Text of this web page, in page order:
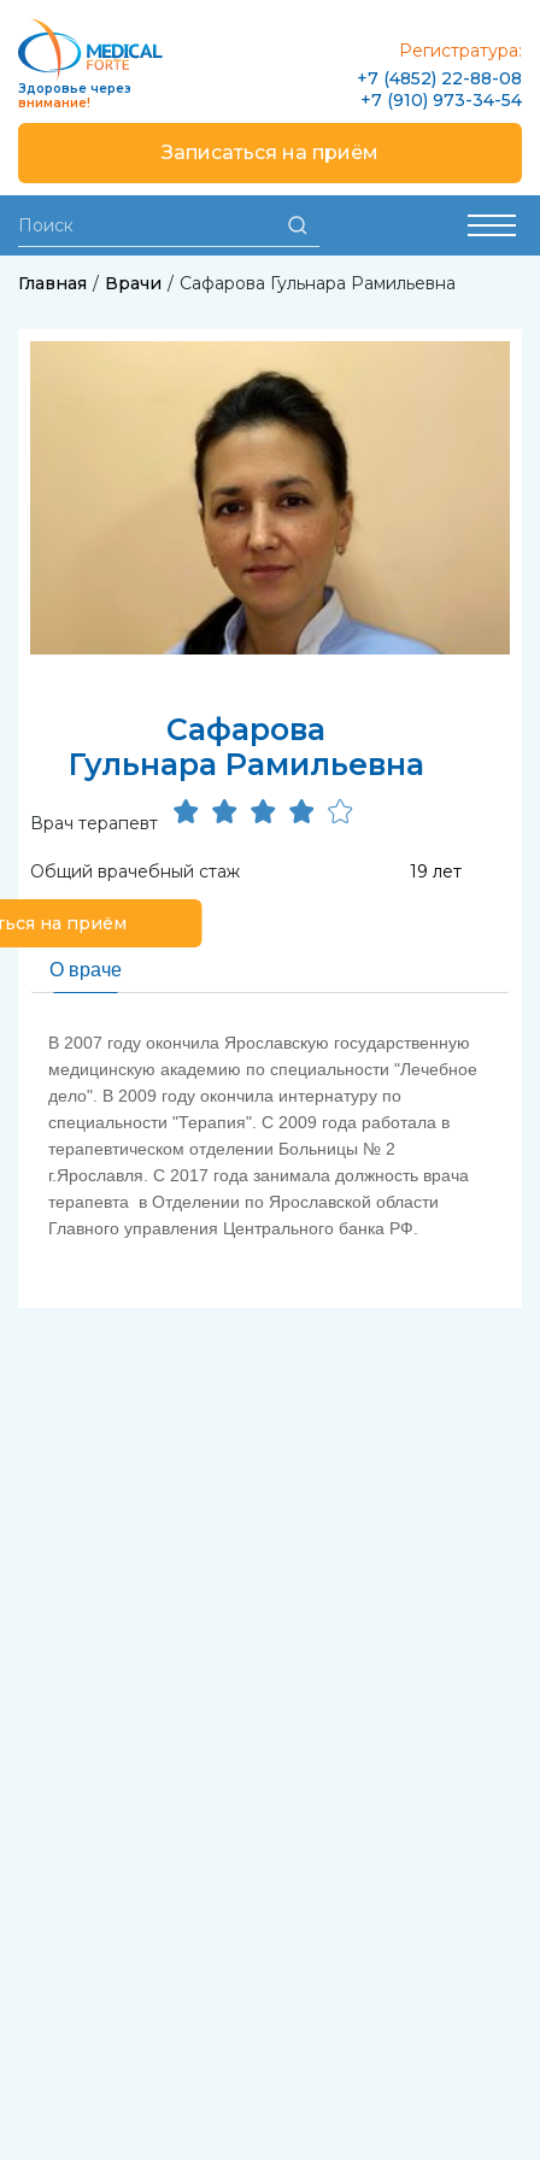
Здоровье через
внимание!
Регистратура:
+7 (4852) 22-88-08
+7 (910) 973-34-54
Записаться на приём
Главная Врачи Сафарова Гульнара Рамильевна
Сафарова
Гульнара Рамильевна
Врач терапевт
19 лет
Общий врачебный стаж
на приём
О враче
В 2007 году окончила Ярославскую государственную
медицинскую академию по специальности "Лечебное
дело". В 2009 году окончила интернатуру по
специальности "Терапия". С 2009 года работала в
терапевтическом отделении Больницы № 2
г.Ярославля. С 2017 года занимала должность врача
терапевта в Отделении по Ярославской области
Главного управления Центрального банка РФ.